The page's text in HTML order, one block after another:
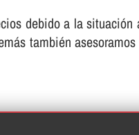
debido a la
también